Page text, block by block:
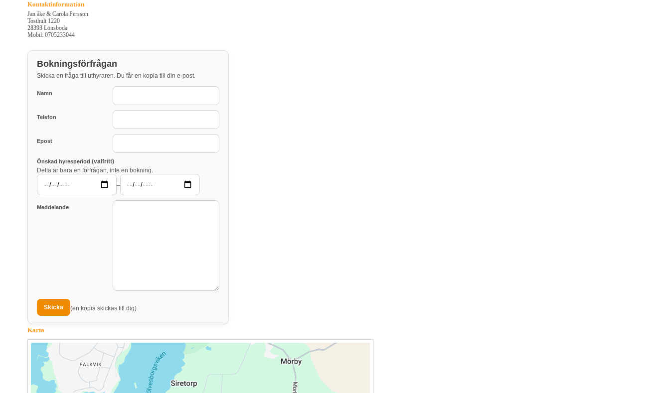
Kontaktinformation
Jan åke & Carola Persson
Tosthult 1220
28393 Lönsboda
Mobil: 0705233044
Bokningsförfrågan
Skicka en fråga till uthyraren. Du får en kopia till din e-post.
Namn
Telefon
Epost
Önskad hyresperiod (valfritt)
Detta är bara en förfrågan, inte en bokning.
–
Meddelande
(en kopia skickas till dig)
Karta